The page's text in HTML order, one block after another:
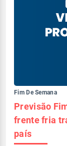
Fim De Semana
Previsão
frente fria
país